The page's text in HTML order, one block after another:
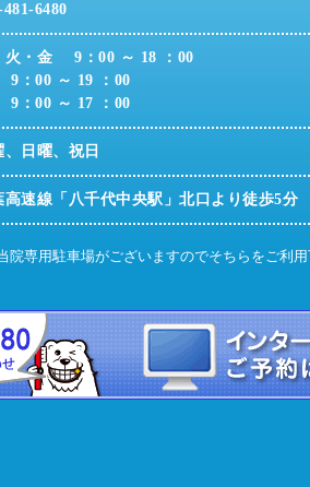
481-6480
火・金
9：00 ～ 18 ：00
9：00 ～ 19 ：00
9：00 ～ 17 ：00
、日曜、祝日
高速線「八千代中央駅」北口より徒歩5分
院専用駐車場がございますのでそちらをご利